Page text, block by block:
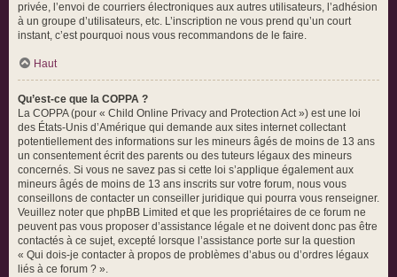
privée, l’envoi de courriers électroniques aux autres utilisateurs, l’adhésion
à un groupe d’utilisateurs, etc. L’inscription ne vous prend qu’un court
instant, c’est pourquoi nous vous recommandons de le faire.
Haut
Qu’est-ce que la COPPA ?
La COPPA (pour « Child Online Privacy and Protection Act ») est une loi
des États-Unis d’Amérique qui demande aux sites internet collectant
potentiellement des informations sur les mineurs âgés de moins de 13 ans
un consentement écrit des parents ou des tuteurs légaux des mineurs
concernés. Si vous ne savez pas si cette loi s’applique également aux
mineurs âgés de moins de 13 ans inscrits sur votre forum, nous vous
conseillons de contacter un conseiller juridique qui pourra vous renseigner.
Veuillez noter que phpBB Limited et que les propriétaires de ce forum ne
peuvent pas vous proposer d’assistance légale et ne doivent donc pas être
contactés à ce sujet, excepté lorsque l’assistance porte sur la question
« Qui dois-je contacter à propos de problèmes d’abus ou d’ordres légaux
liés à ce forum ? ».